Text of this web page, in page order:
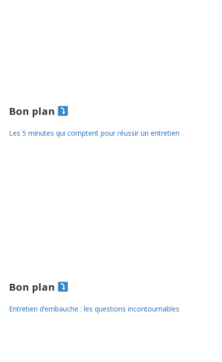
Bon plan
Les 5 minutes qui comptent pour réussir un entretien
Bon plan
Entretien d’embauche : les questions incontournables